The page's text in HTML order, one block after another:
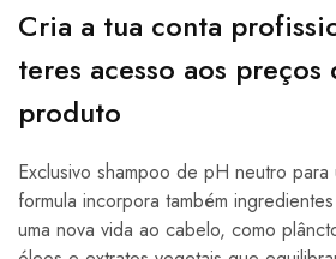
Cria a tua conta
teres acesso aos preços
produto
Exclusivo shampoo de pH neutro
formula incorpora também
uma nova vida ao cabelo, como